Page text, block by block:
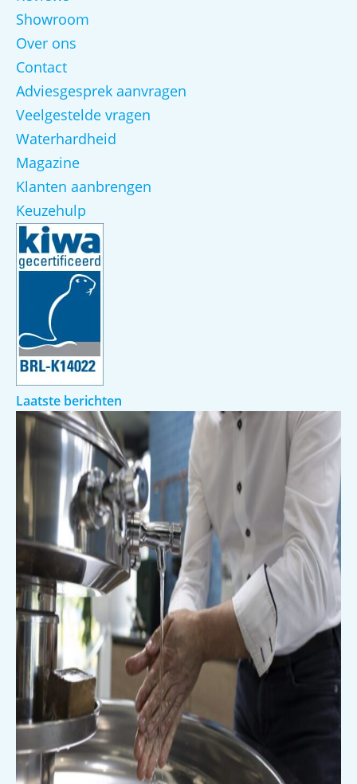
Showroom
Over ons
Contact
Adviesgesprek aanvragen
Veelgestelde vragen
Waterhardheid
Magazine
Klanten aanbrengen
Keuzehulp
Laatste berichten